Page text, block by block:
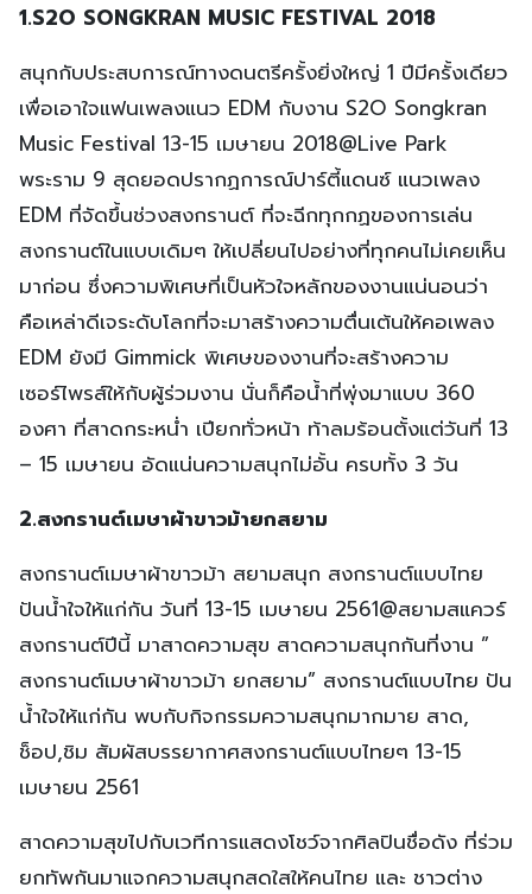
1.S2O SONGKRAN MUSIC FESTIVAL 2018
สนุกกับประสบการณ์ทางดนตรีครั้งยิ่งใหญ่ 1 ปีมีครั้งเดียว
เพื่อเอาใจแฟนเพลงแนว EDM กับงาน S2O Songkran
Music Festival 13-15 เมษายน 2018@Live Park
พระราม 9 สุดยอดปรากฏการณ์ปาร์ตี้แดนซ์ แนวเพลง
EDM ที่จัดขึ้นช่วงสงกรานต์ ที่จะฉีกทุกกฏของการเล่น
สงกรานต์ในแบบเดิมๆ ให้เปลี่ยนไปอย่างที่ทุกคนไม่เคยเห็น
มาก่อน ซึ่งความพิเศษที่เป็นหัวใจหลักของงานแน่นอนว่า
คือเหล่าดีเจระดับโลกที่จะมาสร้างความตื่นเต้นให้คอเพลง
EDM ยังมี Gimmick พิเศษของงานที่จะสร้างความ
เซอร์ไพรส์ให้กับผู้ร่วมงาน นั่นก็คือน้ำที่พุ่งมาแบบ 360
องศา ที่สาดกระหน่ำ เปียกทั่วหน้า ท้าลมร้อนตั้งแต่วันที่ 13
– 15 เมษายน อัดแน่นความสนุกไม่อั้น ครบทั้ง 3 วัน
2.สงกรานต์เมษาผ้าขาวม้ายกสยาม
‎สงกรานต์เมษาผ้าขาวม้า สยามสนุก สงกรานต์แบบไทย
ปันน้ำใจให้แก่กัน วันที่ 13-15 เมษายน 2561@สยามสแควร์
สงกรานต์ปีนี้ มาสาดความสุข สาดความสนุกกันที่งาน ”
สงกรานต์เมษาผ้าขาวม้า ยกสยาม” สงกรานต์แบบไทย ปัน
น้ำใจให้แก่กัน พบกับกิจกรรมความสนุกมากมาย สาด,
ช็อป,ชิม สัมผัสบรรยากาศสงกรานต์แบบไทยๆ 13-15
เมษายน 2561
สาดความสุขไปกับเวทีการแสดงโชว์จากศิลปินชื่อดัง ที่ร่วม
ยกทัพกันมาแจกความสนุกสดใสให้คนไทย และ ชาวต่าง